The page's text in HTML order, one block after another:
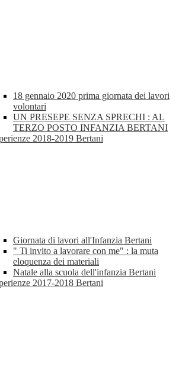
18 gennaio 2020 prima giornata dei lavori
volontari
UN PRESEPE SENZA SPRECHI : AL
TERZO POSTO INFANZIA BERTANI
2018-2019 Bertani
Giornata di lavori all'Infanzia Bertani
" Ti invito a lavorare con me" : la muta
eloquenza dei materiali
Natale alla scuola dell'infanzia Bertani
2017-2018 Bertani